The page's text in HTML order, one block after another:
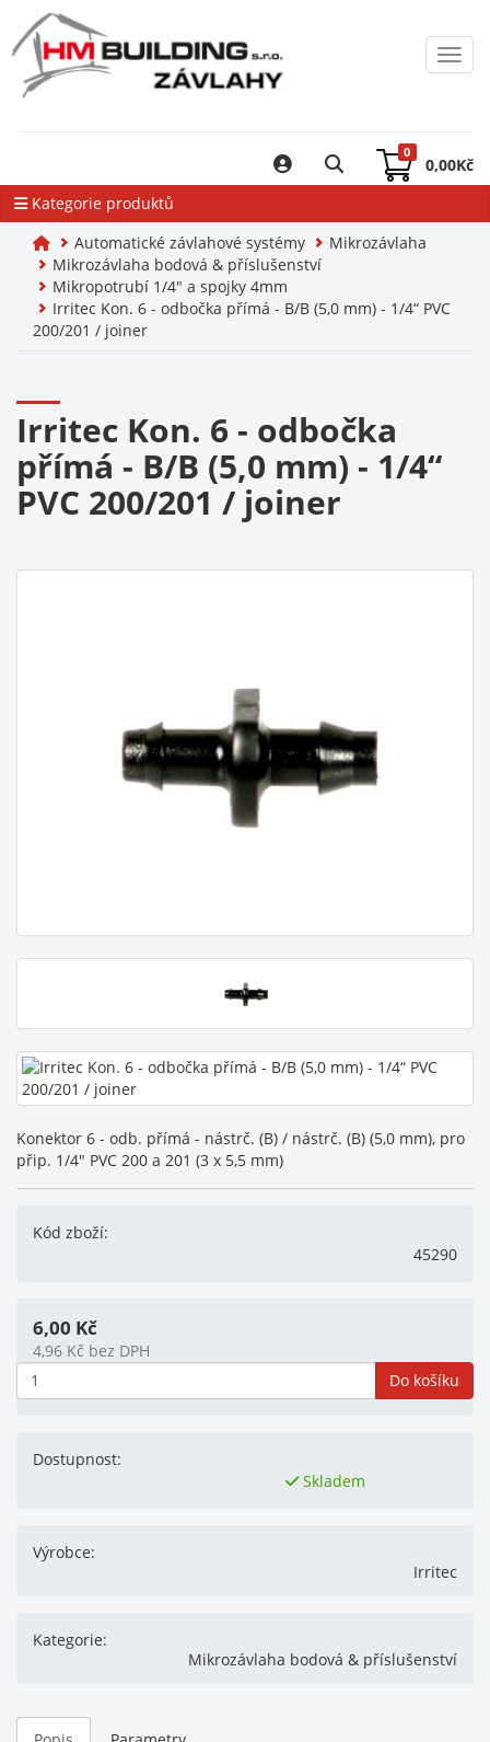
0
0,00Kč
Kategorie produktů
Automatické závlahové systémy
Mikrozávlaha
Mikrozávlaha bodová & příslušenství
Mikropotrubí 1/4" a spojky 4mm
Irritec Kon. 6 - odbočka přímá - B/B (5,0 mm) - 1/4“ PVC
200/201 / joiner
Irritec Kon. 6 - odbočka
přímá - B/B (5,0 mm) - 1/4“
PVC 200/201 / joiner
Konektor 6 - odb. přímá - nástrč. (B) / nástrč. (B) (5,0 mm), pro
přip. 1/4" PVC 200 a 201 (3 x 5,5 mm)
Kód zboží:
45290
6,00 Kč
4,96 Kč bez DPH
Do košíku
Dostupnost:
Skladem
Výrobce:
Irritec
Kategorie:
Mikrozávlaha bodová & příslušenství